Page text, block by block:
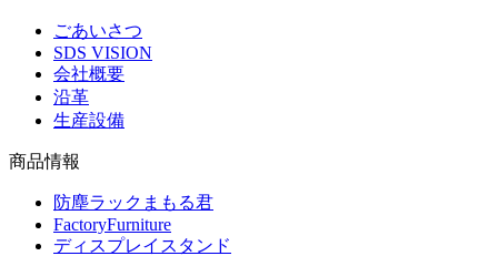
ごあいさつ
SDS VISION
会社概要
沿革
生産設備
商品情報
防塵ラックまもる君
FactoryFurniture
ディスプレイスタンド